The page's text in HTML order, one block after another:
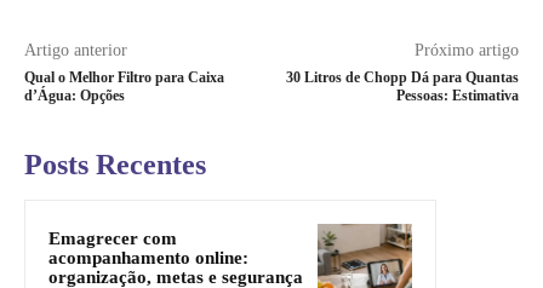
Artigo anterior
Qual o Melhor Filtro para Caixa
d’Água: Opções
Próximo artigo
30 Litros de Chopp Dá para Quantas
Pessoas: Estimativa
Posts Recentes
Emagrecer com
acompanhamento online:
organização, metas e segurança